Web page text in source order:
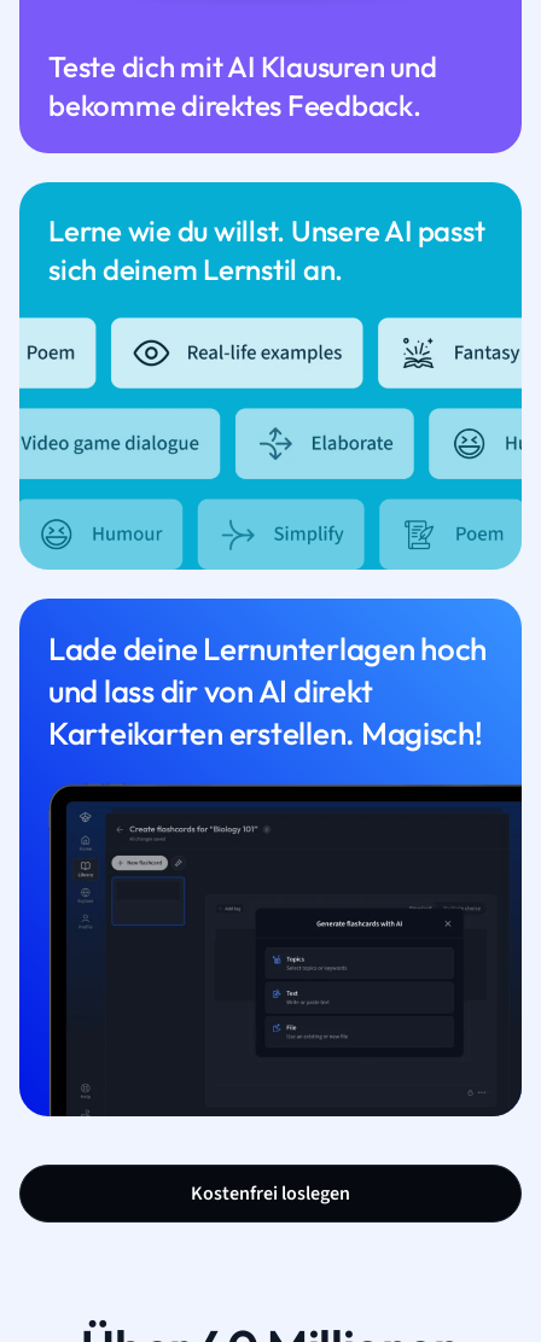
Lerne wie du willst. Unsere AI passt
sich deinem Lernstil an.
Teste dich mit AI Klausuren und
bekomme direktes Feedback.
Lade deine Lernunterlagen hoch
und lass dir von AI direkt
Karteikarten erstellen. Magisch!
Kostenfrei loslegen